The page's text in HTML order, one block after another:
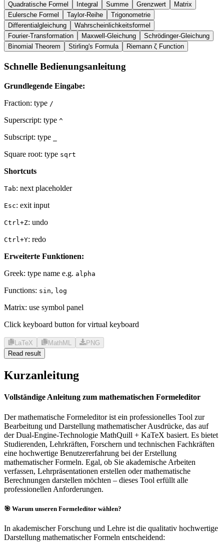
Quadratische Formel Integral Summe Grenzwert
Matrix
Eulersche Formel
Taylor-Reihe
Trigonometrie
Differentialgleichung
Wahrscheinlichkeitsformel
Fourier-Transformation
Maxwell-Gleichung
Schrödinger-Gleichung
Binomial Theorem
Stirling's Formula Riemann ζ Function
Schnelle Bedienungsanleitung
Grundlegende Eingabe:
Fraction: type /
Superscript: type ^
Subscript: type
Square root: type sqrt
Shortcuts
Tab: next placeholder
Esc: exit input
Ctrl+Z: undo
Ctrl+Y: redo
Erweiterte Funktionen:
Greek: type name e.g. alpha
Functions: sin, log
Matrix: use symbol panel
Click keyboard button for virtual keyboard
LaTeX MathML
PNG
Read result
Kurzanleitung
Vollständige Anleitung zum mathematischen Formeleditor
Der mathematische Formeleditor ist ein professionelles Tool zur
Bearbeitung und Darstellung mathematischer Ausdrücke, das auf
der Dual-Engine-Technologie MathQuill + KaTeX basiert. Es bietet
Studierenden, Lehrkräften, Forschern und technischen Fachkräften
eine hochwertige Benutzererfahrung bei der Erstellung
mathematischer Formeln. Egal, ob Sie akademische Arbeiten
verfassen, Lehrpräsentationen erstellen oder mathematische
Berechnungen darstellen möchten – dieses Tool erfüllt alle
professionellen Anforderungen.
🎯 Warum unseren Formeleditor wählen?
In akademischer Forschung und Lehre ist die qualitativ hochwertige
Darstellung mathematischer Formeln entscheidend: